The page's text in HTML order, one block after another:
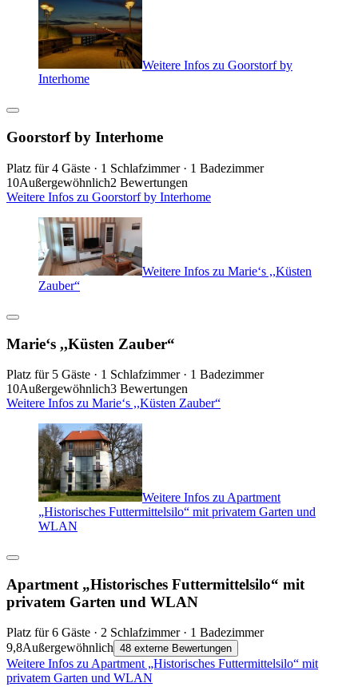
Weitere Infos zu Goorstorf by
Interhome
Goorstorf by Interhome
Platz für 4 Gäste · 1 Schlafzimmer · 1 Badezimmer
10Außergewöhnlich2 Bewertungen
Weitere Infos zu Goorstorf by Interhome
Weitere Infos zu Marie‘s ,,Küsten
Zauber“
Marie‘s ,,Küsten Zauber“
Platz für 5 Gäste · 1 Schlafzimmer · 1 Badezimmer
10Außergewöhnlich3 Bewertungen
Weitere Infos zu Marie‘s ,,Küsten Zauber“
Weitere Infos zu Apartment
„Historisches Futtermittelsilo“ mit privatem Garten und
WLAN
Apartment „Historisches Futtermittelsilo“ mit
privatem Garten und WLAN
Platz für 6 Gäste · 2 Schlafzimmer · 1 Badezimmer
9,8Außergewöhnlich 48 externe Bewertungen
Weitere Infos zu Apartment „Historisches Futtermittelsilo“ mit
privatem Garten und WLAN